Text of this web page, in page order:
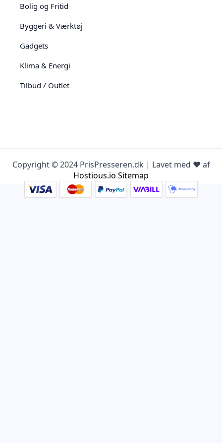
Bolig og Fritid
Byggeri & Værktøj
Gadgets
Klima & Energi
Tilbud / Outlet
Copyright © 2024 PrisPresseren.dk | Lavet med ♥️ af
Hostious.io Sitemap